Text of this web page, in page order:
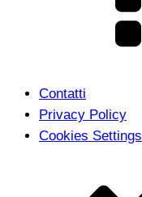
Contatti
Privacy Policy
Cookies Settings